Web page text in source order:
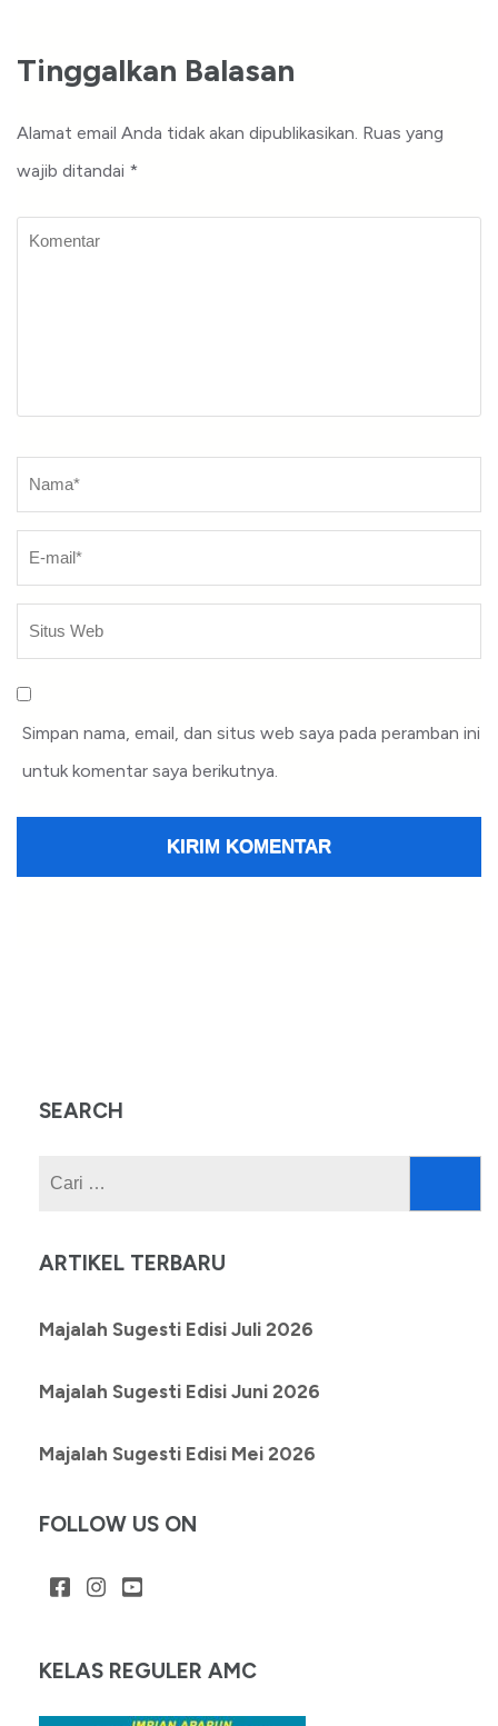
Tinggalkan Balasan
Alamat email Anda tidak akan dipublikasikan. Ruas yang
wajib ditandai *
Komentar
Nama
Simpan nama, email, dan situs web saya pada peramban ini
untuk komentar saya berikutnya.
SEARCH
ARTIKEL TERBARU
Majalah Sugesti Edisi Juli 2026
Majalah Sugesti Edisi Juni 2026
Majalah Sugesti Edisi Mei 2026
FOLLOW US ON
KELAS REGULER AMC